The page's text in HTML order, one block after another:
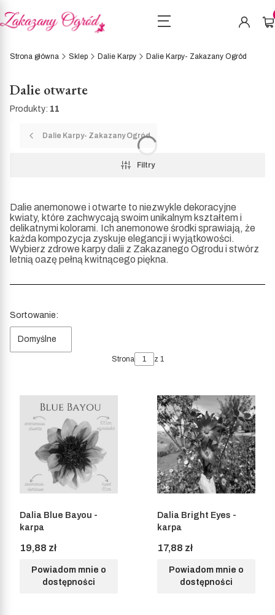
Strona główna Sklep Dalie Karpy Dalie Karpy- Zakazany Ogród
Dalie otwarte
Produkty: 11
Dalie Karpy- Zakazany Ogród
Filtry
Dalie anemonowe i otwarte to niezwykle dekoracyjne
kwiaty, które zachwycają swoim unikalnym kształtem i
delikatnymi kolorami. Ich anemonowe środki sprawiają, że
każda kompozycja zyskuje elegancji i wyjątkowości.
Wybierz zdrowe karpy dalii z Zakazanego Ogrodu i stwórz
letnią oazę pełną kwitnącego piękna.
Lista produktów
Sortowanie:
Domyślne
Strona z 1
Dalia Blue Bayou -
karpa
Cena
19,88 zł
Powiadom mnie o
dostępności
Dalia Bright Eyes -
karpa
Cena
17,88 zł
Powiadom mnie o
dostępności